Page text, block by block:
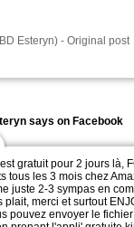
Esteryn) - Original post
says on Facebook
gratuit pour 2 jours là,
tous les 3 mois chez
juste 2-3 sympas en
plait, merci et surtout
pouvez envoyer le